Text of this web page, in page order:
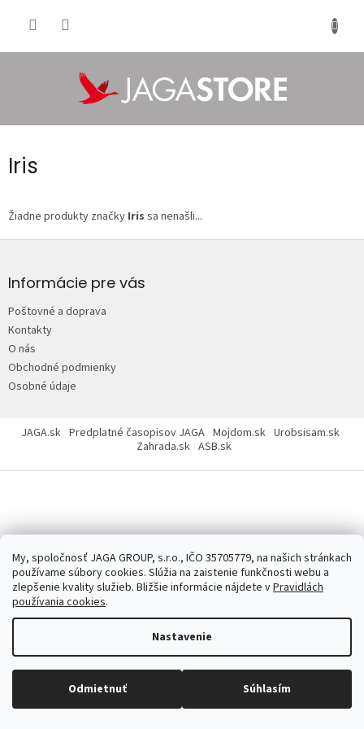
My, spoločnosť JAGA GROUP, s.r.o., IČO 35705779, na našich stránkach
používame súbory cookies. Slúžia na zaistenie funkčnosti webu a
zlepšenie kvality služieb. Bližšie informácie nájdete vPravidlách
používania cookies.
Nastavenie
Odmietnuť Súhlasím
KOŠÍK
Iris
Žiadne produkty značky Iris sa nenašli...
p
e
Informácie pre vás
Poštovné a doprava
Kontakty
O nás
Obchodné podmienky
Osobné údaje
JAGA.sk Predplatné časopisov JAGA Mojdom.sk Urobsisam.sk
Zahrada.sk ASB.sk
nastavenie cookies